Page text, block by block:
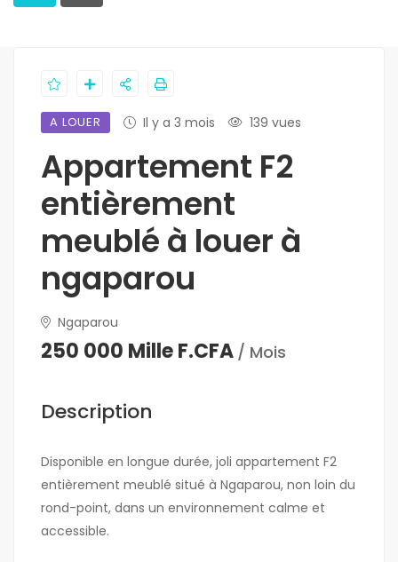
A LOUER Il y a 3 mois 139 vues
Appartement F2
entièrement
meublé à louer à
ngaparou
Ngaparou
250 000 Mille F.CFA / Mois
Description
Disponible en longue durée, joli appartement F2
entièrement meublé situé à Ngaparou, non loin du
rond-point, dans un environnement calme et
accessible.